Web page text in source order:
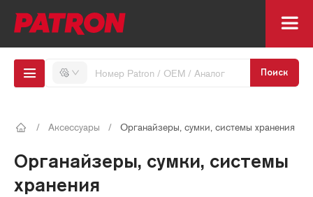
Поиск
/ Аксессуары / Органайзеры, сумки, системы хранения
Органайзеры, сумки, системы
хранения